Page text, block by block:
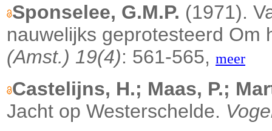
Sponselee, G.M.P. (1971).
nauwelijks geprotesteerd
(Amst.) 19(4): 561-565, meer
Castelijns, H.; Maas, P.;
Jacht op Westerschelde.